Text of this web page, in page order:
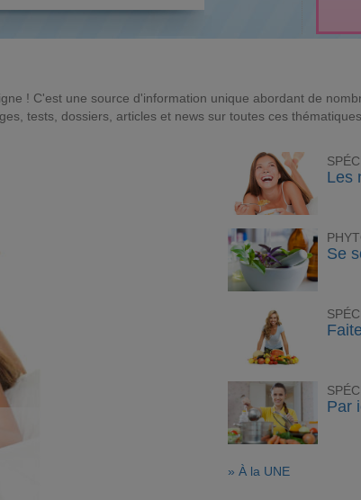
! C'est une source d'information unique abordant de
tests, dossiers, articles et news sur toutes ces thématiques.
Les
Se
Par
» À la UNE